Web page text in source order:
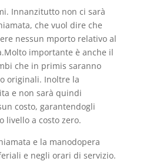
Innanzitutto non ci sarà
che vuol dire che
nessun mporto relativo al
importante è anche il
che in primis saranno
originali. Inoltre la
e non sarà quindi
costo, garantendogli
livello a costo zero.
e la manodopera
e negli orari di servizio.